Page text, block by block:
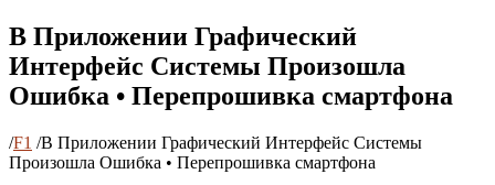
В Приложении Графический
Интерфейс Системы Произошла
Ошибка • Перепрошивка смартфона
/F1 /В Приложении Графический Интерфейс Системы
Произошла Ошибка • Перепрошивка смартфона